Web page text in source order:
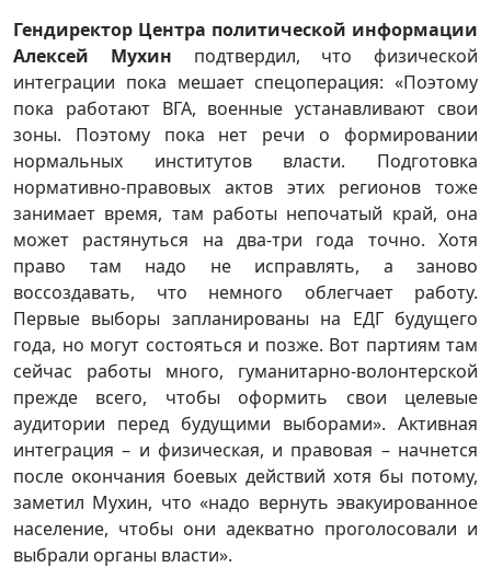
Гендиректор Центра политической информации
Алексей Мухин подтвердил, что физической
интеграции пока мешает спецоперация: «Поэтому
пока работают ВГА, военные устанавливают свои
зоны. Поэтому пока нет речи о формировании
нормальных институтов власти. Подготовка
нормативно-правовых актов этих регионов тоже
занимает время, там работы непочатый край, она
может растянуться на два-три года точно. Хотя
право там надо не исправлять, а заново
воссоздавать, что немного облегчает работу.
Первые выборы запланированы на ЕДГ будущего
года, но могут состояться и позже. Вот партиям там
сейчас работы много, гуманитарно-волонтерской
прежде всего, чтобы оформить свои целевые
аудитории перед будущими выборами». Активная
интеграция – и физическая, и правовая – начнется
после окончания боевых действий хотя бы потому,
заметил Мухин, что «надо вернуть эвакуированное
население, чтобы они адекватно проголосовали и
выбрали органы власти».